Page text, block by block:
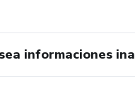
informaciones